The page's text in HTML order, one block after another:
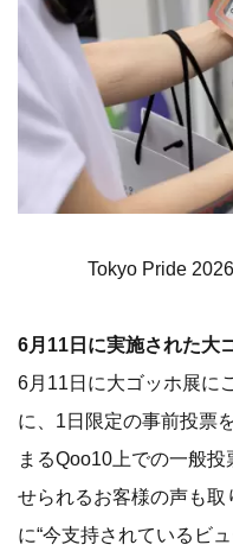
Tokyo Pride
6月11日に実施された大
6月11日に大ゴッホ展に
に、1日限定の事前投票
まるQoo10上での一般
せられるお客様の声も
に“今支持されているビ